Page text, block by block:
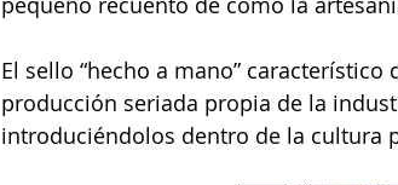
El sello “hecho a mano”
producción seriada propia de la
introduciéndolos dentro de la cultura